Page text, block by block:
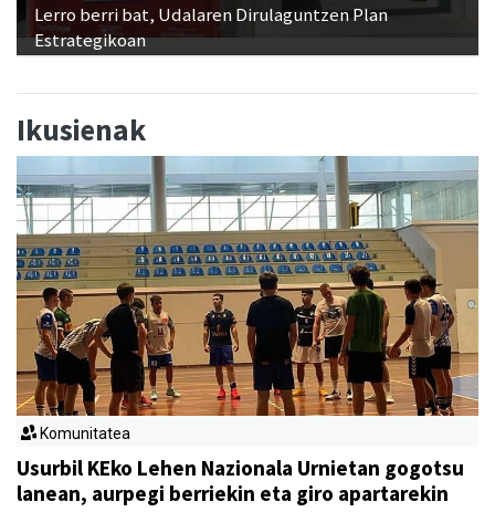
Lerro berri bat, Udalaren Dirulaguntzen Plan
Estrategikoan
Ikusienak
Komunitatea
Usurbil KEko Lehen Nazionala Urnietan gogotsu
lanean, aurpegi berriekin eta giro apartarekin